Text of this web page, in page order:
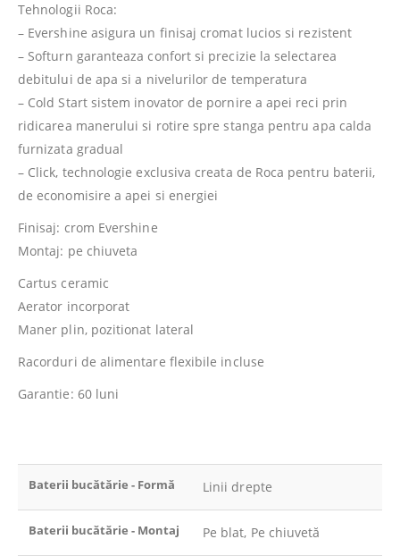
Tehnologii Roca:
– Evershine asigura un finisaj cromat lucios si rezistent
– Softurn garanteaza confort si precizie la selectarea
debitului de apa si a nivelurilor de temperatura
– Cold Start sistem inovator de pornire a apei reci prin
ridicarea manerului si rotire spre stanga pentru apa calda
furnizata gradual
– Click, technologie exclusiva creata de Roca pentru baterii,
de economisire a apei si energiei
Finisaj: crom Evershine
Montaj: pe chiuveta
Cartus ceramic
Aerator incorporat
Maner plin, pozitionat lateral
Racorduri de alimentare flexibile incluse
Garantie: 60 luni
Baterii bucătărie - Formă Linii drepte
Baterii bucătărie - Montaj Pe blat, Pe chiuvetă